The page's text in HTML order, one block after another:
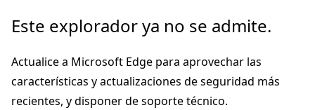
Ir
contenido
principal
Ir
la
navegación
en
Este explorador ya no se admite.
Actualice a Microsoft Edge para aprovechar las
características y actualizaciones de seguridad más
recientes, y disponer de soporte técnico.